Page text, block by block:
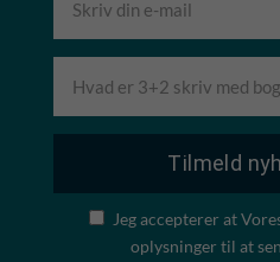
Jeg accepterer at
oplysninger til at